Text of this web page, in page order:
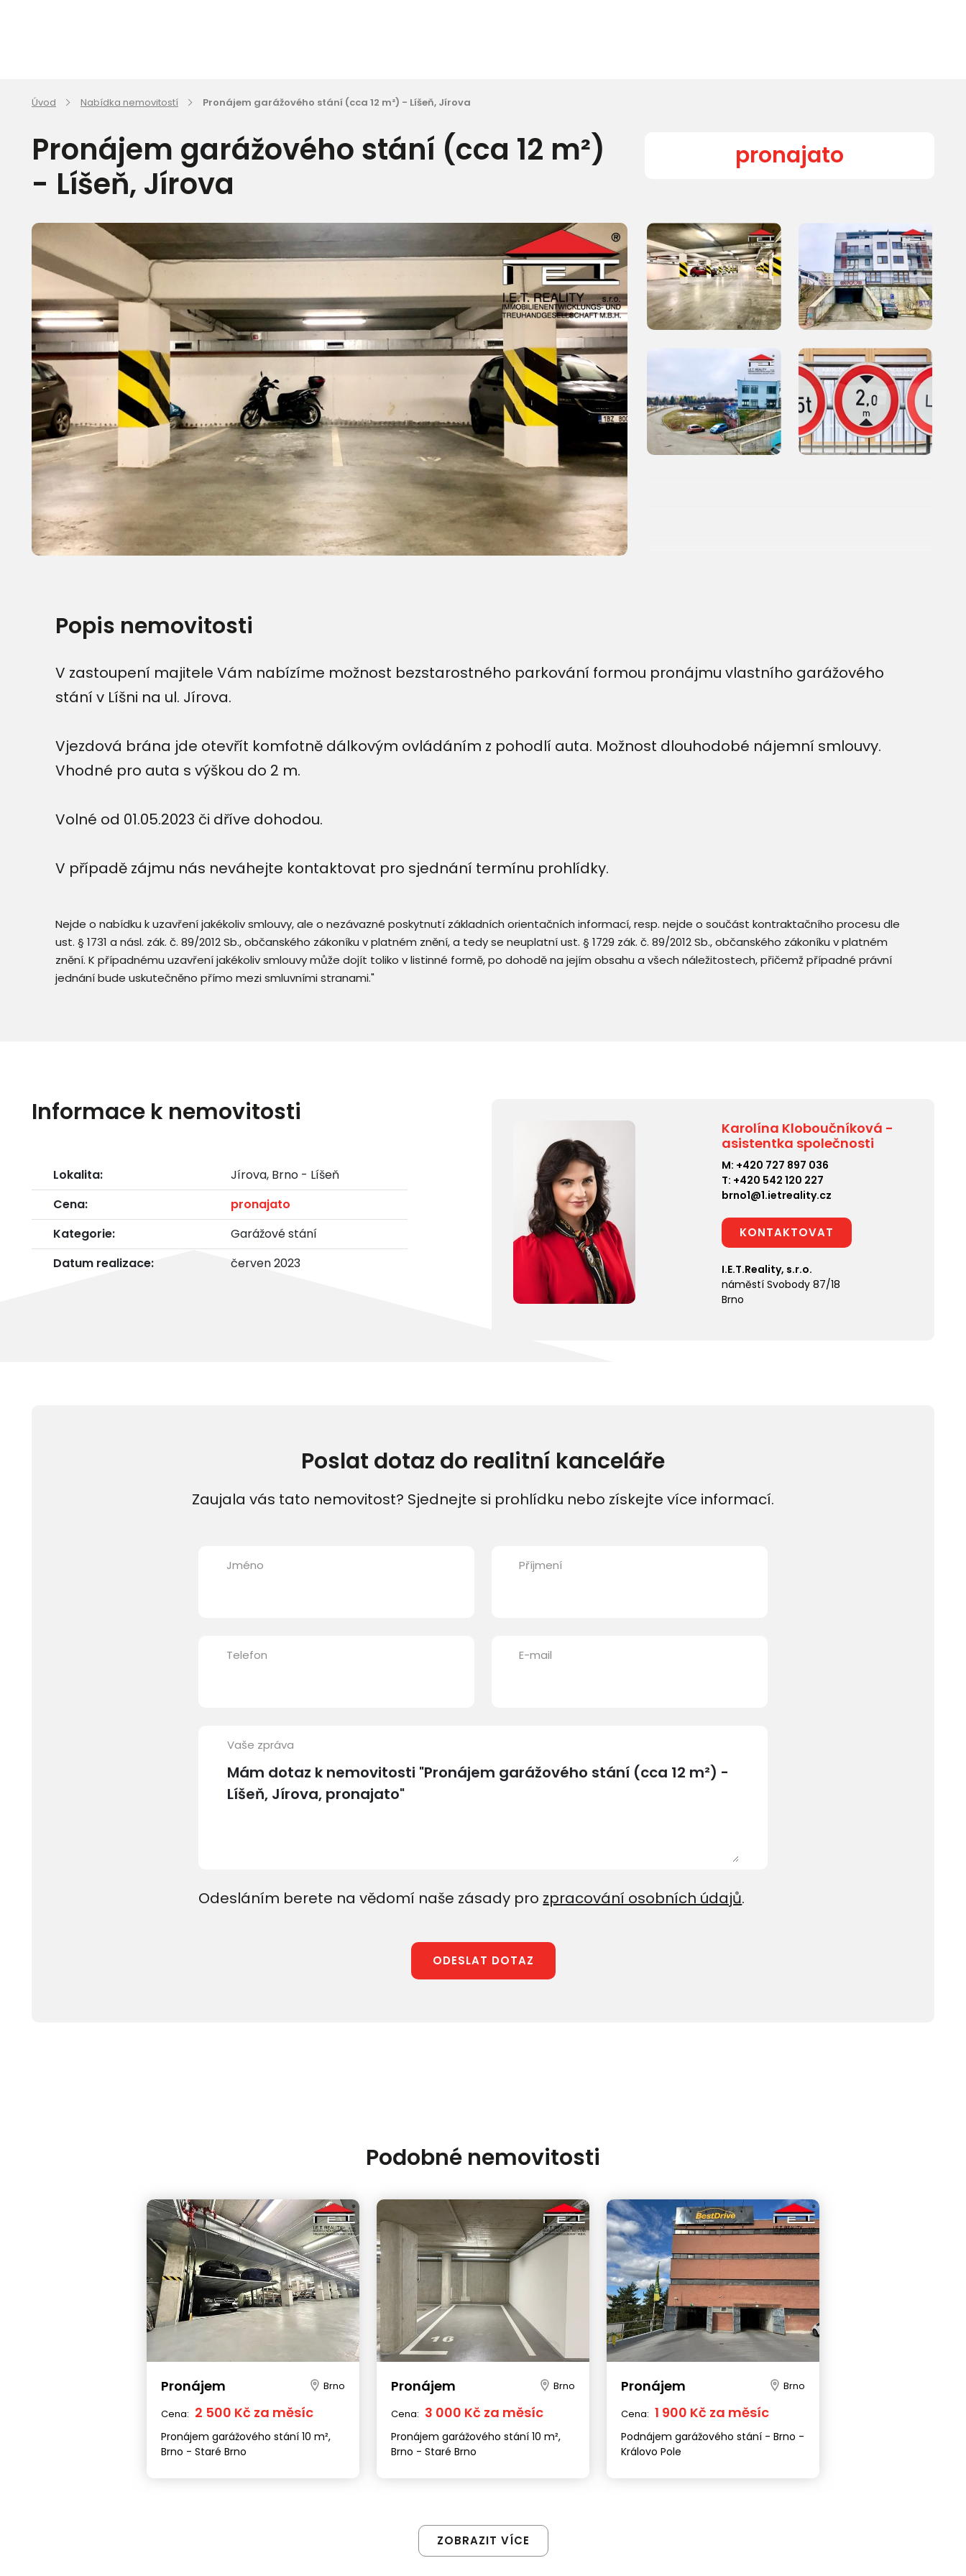
Úvod Nabídka nemovitostí Pronájem garážového stání (cca 12 m²) - Líšeň, Jírova
Pronájem garážového stání (cca 12 m²)
- Líšeň, Jírova
pronajato
Popis nemovitosti
V zastoupení majitele Vám nabízíme možnost bezstarostného parkování formou pronájmu vlastního garážového
stání v Líšni na ul. Jírova.
Vjezdová brána jde otevřít komfotně dálkovým ovládáním z pohodlí auta. Možnost dlouhodobé nájemní smlouvy.
Vhodné pro auta s výškou do 2 m.
Volné od 01.05.2023 či dříve dohodou.
V případě zájmu nás neváhejte kontaktovat pro sjednání termínu prohlídky.
Nejde o nabídku k uzavření jakékoliv smlouvy, ale o nezávazné poskytnutí základních orientačních informací, resp. nejde o součást kontraktačního procesu dle
ust. § 1731 a násl. zák. č. 89/2012 Sb., občanského zákoníku v platném znění, a tedy se neuplatní ust. § 1729 zák. č. 89/2012 Sb., občanského zákoníku v platném
znění. K případnému uzavření jakékoliv smlouvy může dojít toliko v listinné formě, po dohodě na jejím obsahu a všech náležitostech, přičemž případné právní
jednání bude uskutečněno přímo mezi smluvními stranami."
Informace k nemovitosti
Lokalita:
Jírova, Brno - Líšeň
Cena:
pronajato
Kategorie:
Garážové stání
Datum realizace:
červen 2023
Karolína Kloboučníková -
asistentka společnosti
M: +420 727 897 036
T: +420 542 120 227
brno1@1.ietreality.cz
KONTAKTOVAT
I.E.T.Reality, s.r.o.
náměstí Svobody 87/18
Brno
Poslat dotaz do realitní kanceláře
Zaujala vás tato nemovitost? Sjednejte si prohlídku nebo získejte více informací.
Jméno Příjmení
Telefon E-mail
Vaše zpráva
Odesláním berete na vědomí naše zásady pro zpracování osobních údajů.
ODESLAT DOTAZ
Podobné nemovitosti
Pronájem Brno
Cena: 2 500 Kč za měsíc
Pronájem garážového stání 10 m²,
Brno - Staré Brno
Pronájem Brno
Cena: 3 000 Kč za měsíc
Pronájem garážového stání 10 m²,
Brno - Staré Brno
Pronájem Brno
Cena: 1 900 Kč za měsíc
Podnájem garážového stání - Brno -
Královo Pole
ZOBRAZIT VÍCE